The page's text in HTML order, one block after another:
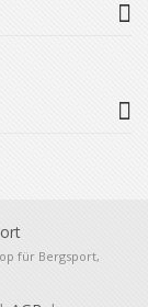
für Bergsport,